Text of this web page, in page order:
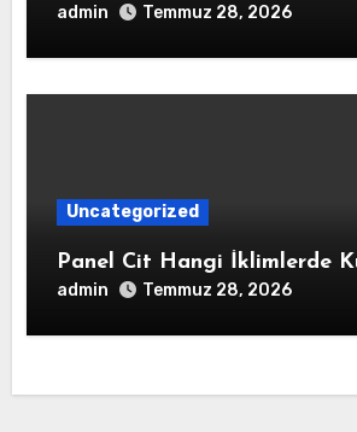
admin Temmuz 28, 2026
Uncategorized
Panel Cit Hangi İklimlerde
admin Temmuz 28, 2026